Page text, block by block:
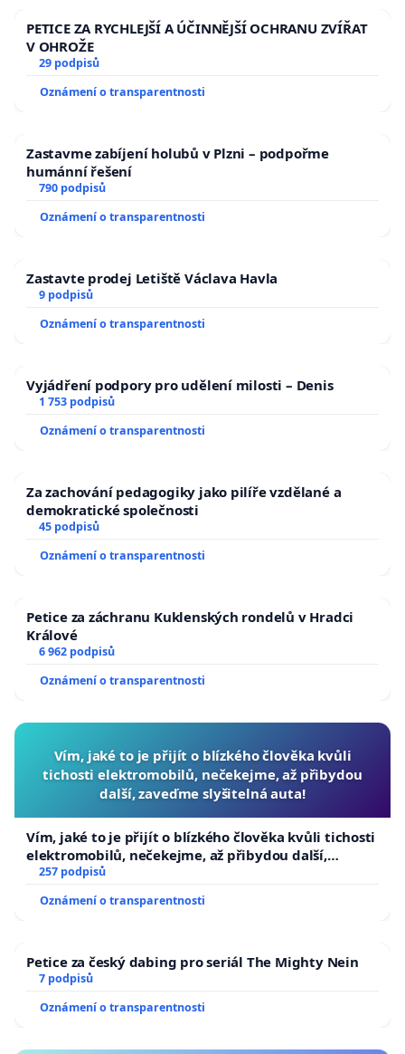
PETICE ZA RYCHLEJŠÍ A ÚČINNĚJŠÍ OCHRANU ZVÍŘAT
V OHROŽE
29 podpisů
Oznámení o transparentnosti
Zastavme zabíjení holubů v Plzni – podpořme
humánní řešení
790 podpisů
Oznámení o transparentnosti
Zastavte prodej Letiště Václava Havla
9 podpisů
Oznámení o transparentnosti
Vyjádření podpory pro udělení milosti – Denis
1 753 podpisů
Oznámení o transparentnosti
Za zachování pedagogiky jako pilíře vzdělané a
demokratické společnosti
45 podpisů
Oznámení o transparentnosti
Petice za záchranu Kuklenských rondelů v Hradci
Králové
6 962 podpisů
Oznámení o transparentnosti
Vím, jaké to je přijít o blízkého člověka kvůli
tichosti elektromobilů, nečekejme, až přibydou
další, zaveďme slyšitelná auta!
Vím, jaké to je přijít o blízkého člověka kvůli tichosti
elektromobilů, nečekejme, až přibydou další,
zaveďme slyšitelná auta!
257 podpisů
Oznámení o transparentnosti
Petice za český dabing pro seriál The Mighty Nein
7 podpisů
Oznámení o transparentnosti